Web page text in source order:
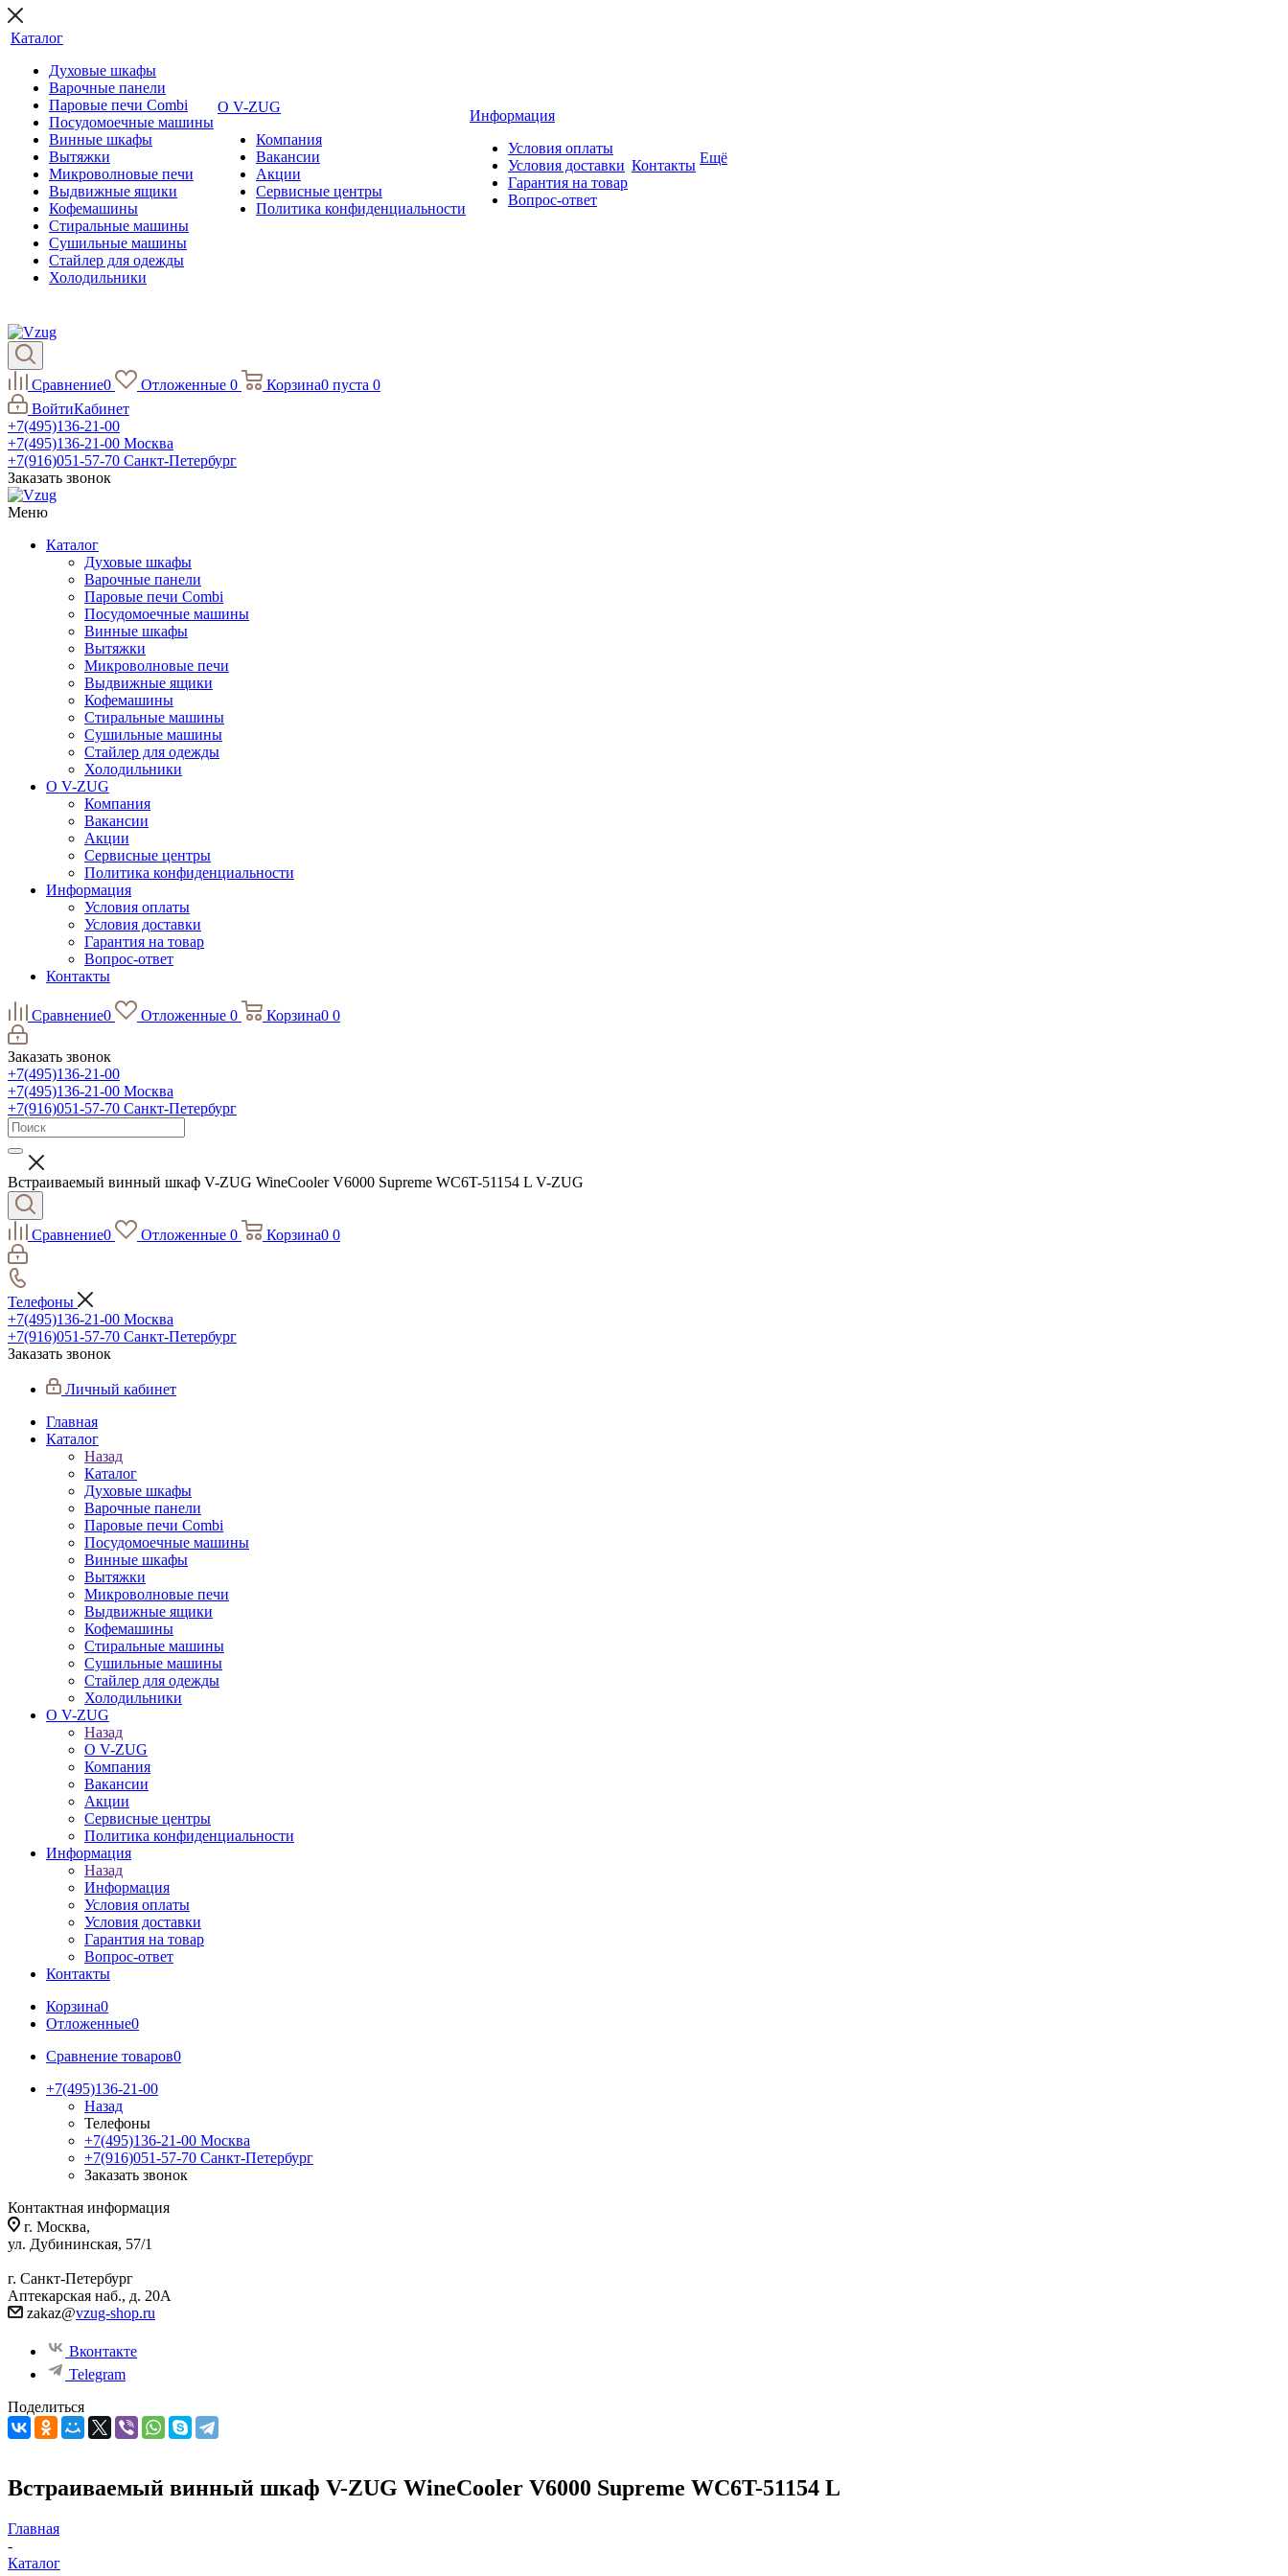
Каталог
Духовые шкафы
Варочные панели
Паровые печи Combi
Посудомоечные машины
Винные шкафы
Вытяжки
Микроволновые печи
Выдвижные ящики
Кофемашины
Стиральные машины
Сушильные машины
Стайлер для одежды
Холодильники
О V-ZUG
Компания
Вакансии
Акции
Сервисные центры
Политика конфиденциальности
Информация
Условия оплаты
Условия доставки
Гарантия на товар
Вопрос-ответ
Контакты Ещё
Сравнение0 Отложенные 0 Корзина0 пуста 0
ВойтиКабинет
+7(495)136-21-00‬
+7(495)136-21-00‬ Москва
+7(916)051-57-70 Санкт-Петербург
Заказать звонок
Меню
Каталог
Духовые шкафы
Варочные панели
Паровые печи Combi
Посудомоечные машины
Винные шкафы
Вытяжки
Микроволновые печи
Выдвижные ящики
Кофемашины
Стиральные машины
Сушильные машины
Стайлер для одежды
Холодильники
О V-ZUG
Компания
Вакансии
Акции
Сервисные центры
Политика конфиденциальности
Информация
Условия оплаты
Условия доставки
Гарантия на товар
Вопрос-ответ
Контакты
Сравнение0 Отложенные 0 Корзина0 0
Заказать звонок
+7(495)136-21-00‬
+7(495)136-21-00‬ Москва
+7(916)051-57-70 Санкт-Петербург
Встраиваемый винный шкаф V-ZUG WineCooler V6000 Supreme WC6T-51154 L V-ZUG
Сравнение0 Отложенные 0 Корзина0 0
Телефоны
+7(495)136-21-00‬ Москва
+7(916)051-57-70 Санкт-Петербург
Заказать звонок
Личный кабинет
Главная
Каталог
Назад
Каталог
Духовые шкафы
Варочные панели
Паровые печи Combi
Посудомоечные машины
Винные шкафы
Вытяжки
Микроволновые печи
Выдвижные ящики
Кофемашины
Стиральные машины
Сушильные машины
Стайлер для одежды
Холодильники
О V-ZUG
Назад
О V-ZUG
Компания
Вакансии
Акции
Сервисные центры
Политика конфиденциальности
Информация
Назад
Информация
Условия оплаты
Условия доставки
Гарантия на товар
Вопрос-ответ
Контакты
Корзина0
Отложенные0
Сравнение товаров0
+7(495)136-21-00‬
Назад
Телефоны
+7(495)136-21-00‬ Москва
+7(916)051-57-70 Санкт-Петербург
Заказать звонок
Контактная информация
г. Москва,
ул. Дубининская, 57/1
г. Санкт-Петербург
Аптекарская наб., д. 20А
zakaz@vzug-shop.ru
Вконтакте
Telegram
Поделиться
Встраиваемый винный шкаф V-ZUG WineCooler V6000 Supreme WC6T-51154 L
Главная
-
Каталог